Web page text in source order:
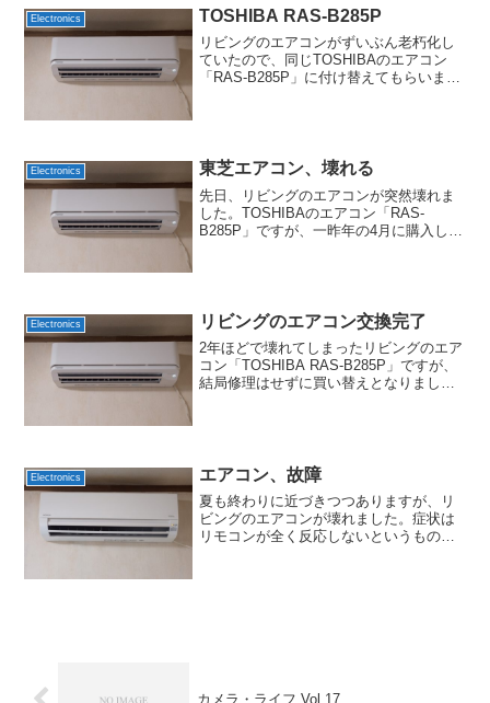
ました。コロナ...
Electronics TOSHIBA RAS-B285P
リビングのエアコンがずいぶん老朽化し
ていたので、同じTOSHIBAのエアコン
「RAS-B285P」に付け替えてもらいまし
Electronics 東芝エアコン、壊れる
先日、リビングのエアコンが突然壊れま
した。TOSHIBAのエアコン「RAS-
B285P」ですが、一昨年の4月に購入した
Electronics リビングのエアコン交換完了
2年ほどで壊れてしまったリビングのエア
コン「TOSHIBA RAS-B285P」ですが、
結局修理はせずに買い替えとなりまし
Electronics エアコン、故障
夏も終わりに近づきつつありますが、リ
ビングのエアコンが壊れました。症状は
リモコンが全く反応しないというもの
カメラ・ライフ Vol.17